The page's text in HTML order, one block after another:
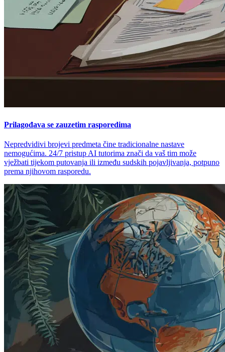
Prilagođava se zauzetim rasporedima
Nepredvidivi brojevi predmeta čine tradicionalne nastave
nemogućima. 24/7 pristup AI tutorima znači da vaš tim može
vježbati tijekom putovanja ili između sudskih pojavljivanja, potpuno
prema njihovom rasporedu.